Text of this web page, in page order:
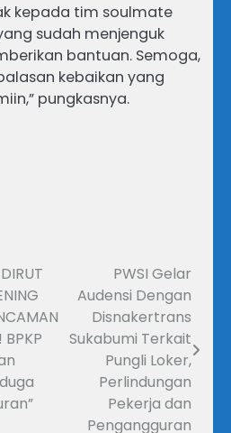
kepada tim soulmate
sudah menjenguk
bantuan. Semoga,
kebaikan yang
pungkasnya.
BPKP
PWSI Gelar
Audensi Dengan
Disnakertrans
Sukabumi Terkait
Pungli Loker,
Perlindungan
Pekerja dan
Pengangguran